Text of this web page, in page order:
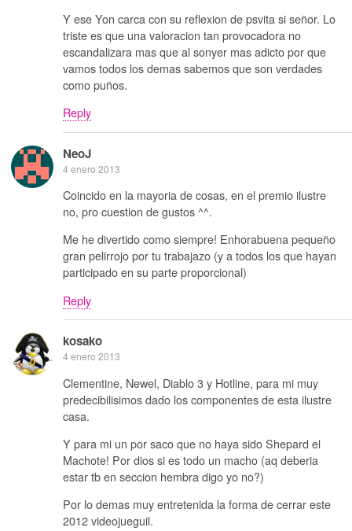
Y ese Yon carca con su reflexion de psvita si señor. Lo
triste es que una valoracion tan provocadora no
escandalizara mas que al sonyer mas adicto por que
vamos todos los demas sabemos que son verdades
como puños.
Reply
NeoJ
4 enero 2013
Coincido en la mayoria de cosas, en el premio ilustre
no, pro cuestion de gustos ^^.
Me he divertido como siempre! Enhorabuena pequeño
gran pelirrojo por tu trabajazo (y a todos los que hayan
participado en su parte proporcional)
Reply
kosako
4 enero 2013
Clementine, Newel, Diablo 3 y Hotline, para mi muy
predecibilisimos dado los componentes de esta ilustre
casa.
Y para mi un por saco que no haya sido Shepard el
Machote! Por dios si es todo un macho (aq deberia
estar tb en seccion hembra digo yo no?)
Por lo demas muy entretenida la forma de cerrar este
2012 videojueguil.